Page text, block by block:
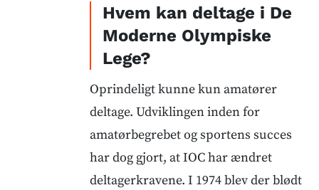
Hvem kan deltage i De
Moderne Olympiske
Lege?
Oprindeligt kunne kun amatører
deltage. Udviklingen inden for
amatørbegrebet og sportens succes
har dog gjort, at IOC har ændret
deltagerkravene. I 1974 blev der blødt